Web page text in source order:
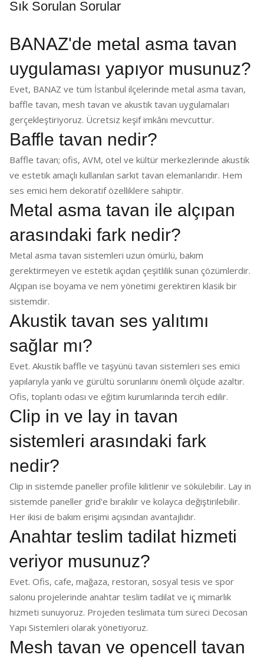
Sık Sorulan Sorular
BANAZ'de metal asma tavan
uygulaması yapıyor musunuz?
Evet, BANAZ ve tüm İstanbul ilçelerinde metal asma tavan,
baffle tavan, mesh tavan ve akustik tavan uygulamaları
gerçekleştiriyoruz. Ücretsiz keşif imkânı mevcuttur.
Baffle tavan nedir?
Baffle tavan; ofis, AVM, otel ve kültür merkezlerinde akustik
ve estetik amaçlı kullanılan sarkıt tavan elemanlarıdır. Hem
ses emici hem dekoratif özelliklere sahiptir.
Metal asma tavan ile alçıpan
arasındaki fark nedir?
Metal asma tavan sistemleri uzun ömürlü, bakım
gerektirmeyen ve estetik açıdan çeşitlilik sunan çözümlerdir.
Alçıpan ise boyama ve nem yönetimi gerektiren klasik bir
sistemdir.
Akustik tavan ses yalıtımı
sağlar mı?
Evet. Akustik baffle ve taşyünü tavan sistemleri ses emici
yapılarıyla yankı ve gürültü sorunlarını önemli ölçüde azaltır.
Ofis, toplantı odası ve eğitim kurumlarında tercih edilir.
Clip in ve lay in tavan
sistemleri arasındaki fark
nedir?
Clip in sistemde paneller profile kilitlenir ve sökülebilir. Lay in
sistemde paneller grid'e bırakılır ve kolayca değiştirilebilir.
Her ikisi de bakım erişimi açısından avantajlıdır.
Anahtar teslim tadilat hizmeti
veriyor musunuz?
Evet. Ofis, cafe, mağaza, restoran, sosyal tesis ve spor
salonu projelerinde anahtar teslim tadilat ve iç mimarlık
hizmeti sunuyoruz. Projeden teslimata tüm süreci Decosan
Yapı Sistemleri olarak yönetiyoruz.
Mesh tavan ve opencell tavan